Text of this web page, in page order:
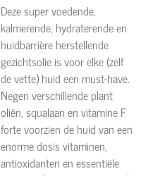
Deze super voedende,
kalmerende, hydraterende en
huidbarrière herstellende
gezichtsolie is voor elke (zelf
de vette) huid een must-have.
Negen verschillende plant
oliën, squalaan en vitamine F
fortevoorzien de huid van een
enorme dosis vitaminen,
antioxidanten en essentiële